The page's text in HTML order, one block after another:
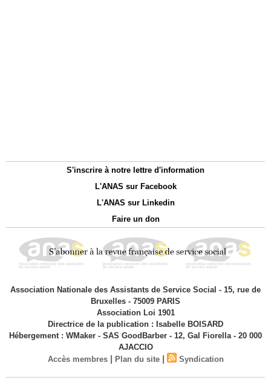
S'inscrire à notre lettre d'information
L'ANAS sur Facebook
L'ANAS sur Linkedin
Faire un don
Association Nationale des Assistants de Service Social - 15, rue de
Bruxelles - 75009 PARIS
Association Loi 1901
Directrice de la publication : Isabelle BOISARD
Hébergement : WMaker - SAS GoodBarber - 12, Gal Fiorella - 20 000
AJACCIO
Accès membres | Plan du site | Syndication